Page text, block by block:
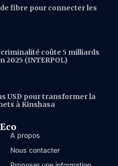
de fibre pour connecter les
coûte 5 milliards
2025 (INTERPOL)
USD pour transformer la
à Kinshasa
À propos
Nous contacter